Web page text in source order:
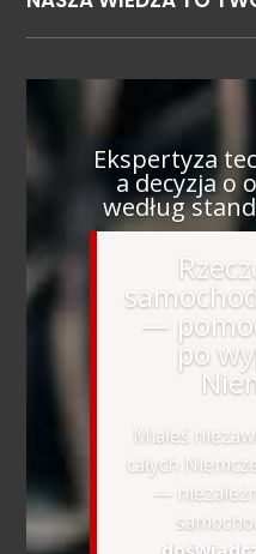
Ekspertyza
a decyzja o
według
—
po
Miałeś
całych
—